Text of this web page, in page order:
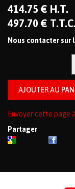
414.75 € H.T.
497.70 € T.T.C.
Nous contacter sur
Envoyer cette page
Partager